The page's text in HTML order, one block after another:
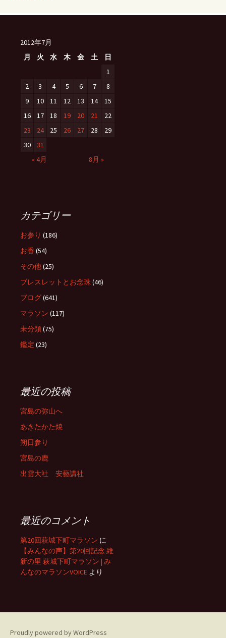
2012年7月
月
火 水 木 金 土
日
1
2
3 4 5 6 7
8
9
10 11 12 13 14
15
16
17 18 19 20 21
22
23
24 25 26 27 28
29
30
31
« 4月
8月 »
カテゴリー
お参り (186)
お香 (54)
その他(25)
ブレスレットとお念珠(46)
ブログ(641)
マラソン (117)
未分類(75)
鑑定 (23)
最近の投稿
宮島の弥山へ
あきたかた焼
朔日参り
宮島の鹿
出雲大社 安藝講社
最近のコメント
第20回萩城下町マラソン に
【みんなの声】第20回記念 維
新の里 萩城下町マラソン | み
んなのマラソンVOICE より
Proudly powered by WordPress